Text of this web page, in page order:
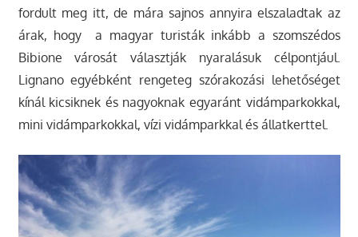
fordult meg itt, de mára sajnos annyira elszaladtak az
árak, hogy a magyar turisták inkább a szomszédos
Bibione városát választják nyaralásuk célpontjául.
Lignano egyébként rengeteg szórakozási lehetőséget
kínál kicsiknek és nagyoknak egyaránt vidámparkokkal,
mini vidámparkokkal, vízi vidámparkkal és állatkerttel.